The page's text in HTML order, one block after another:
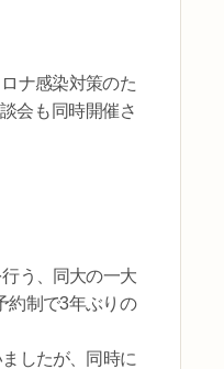
ナ感染対策のた
会も同時開催さ
う、同大の一大
約制で3年ぶりの
したが、同時に